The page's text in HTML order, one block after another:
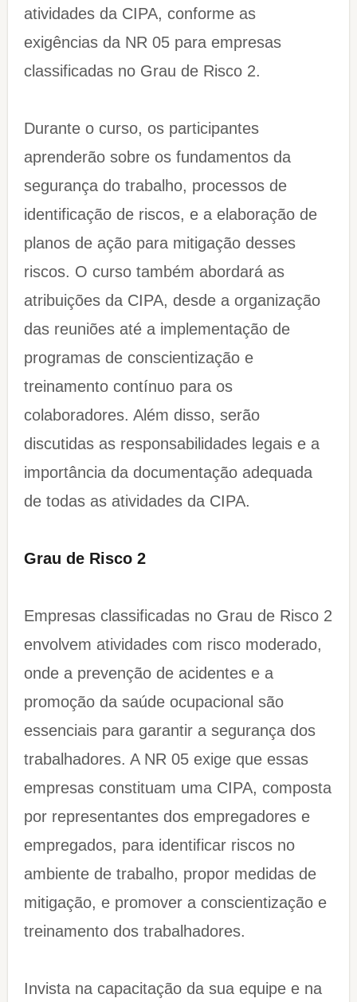
atividades da CIPA, conforme as
exigências da NR 05 para empresas
classificadas no Grau de Risco 2.
Durante o curso, os participantes
aprenderão sobre os fundamentos da
segurança do trabalho, processos de
identificação de riscos, e a elaboração de
planos de ação para mitigação desses
riscos. O curso também abordará as
atribuições da CIPA, desde a organização
das reuniões até a implementação de
programas de conscientização e
treinamento contínuo para os
colaboradores. Além disso, serão
discutidas as responsabilidades legais e a
importância da documentação adequada
de todas as atividades da CIPA.
Grau de Risco 2
Empresas classificadas no Grau de Risco 2
envolvem atividades com risco moderado,
onde a prevenção de acidentes e a
promoção da saúde ocupacional são
essenciais para garantir a segurança dos
trabalhadores. A NR 05 exige que essas
empresas constituam uma CIPA, composta
por representantes dos empregadores e
empregados, para identificar riscos no
ambiente de trabalho, propor medidas de
mitigação, e promover a conscientização e
treinamento dos trabalhadores.
Invista na capacitação da sua equipe e na